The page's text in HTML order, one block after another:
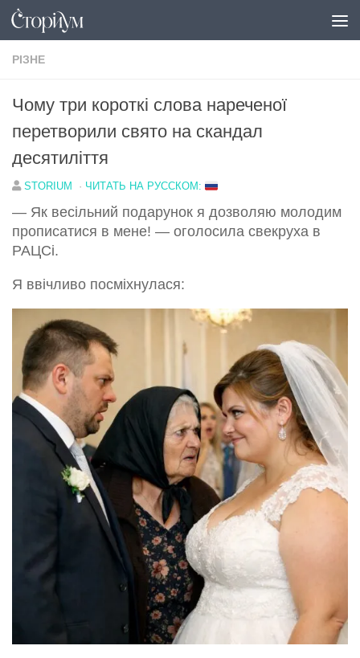
Перейти до вмісту
РІЗНЕ
Чому три короткі слова нареченої
перетворили свято на скандал
десятиліття
STORIUM · ЧИТАТЬ НА РУССКОМ:
— Як весільний подарунок я дозволяю молодим
прописатися в мене! — оголосила свекруха в
РАЦСі.
Я ввічливо посміхнулася: